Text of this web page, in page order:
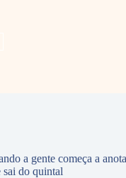
a gente começa a
sai do quintal